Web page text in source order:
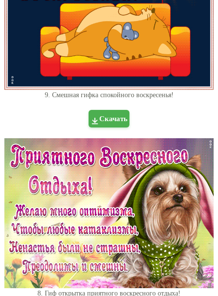
9. Смешная гифка спокойного воскресенья!
Скачать
8. Гиф открытка приятного воскресного отдыха!